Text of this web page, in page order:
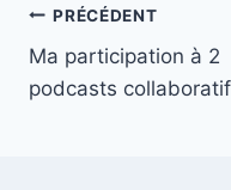
Navigation
de
PRÉCÉDENT
Ma participation à 2
podcasts